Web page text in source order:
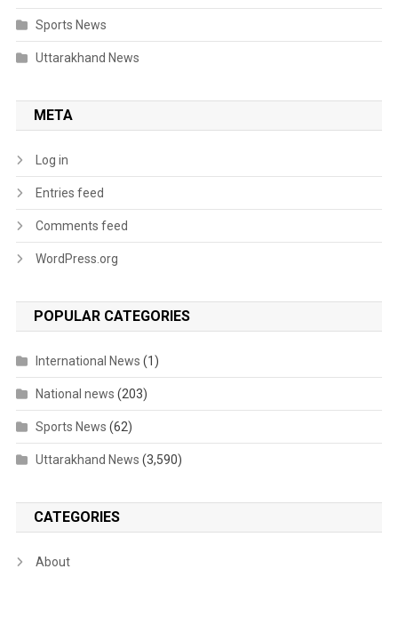
Sports News
Uttarakhand News
META
Log in
Entries feed
Comments feed
WordPress.org
POPULAR CATEGORIES
International News (1)
National news (203)
Sports News (62)
Uttarakhand News (3,590)
CATEGORIES
About